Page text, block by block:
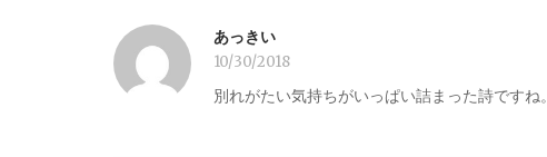
あっきい
10/30/2018
別れがたい気持ちがいっぱい詰まった詩ですね。